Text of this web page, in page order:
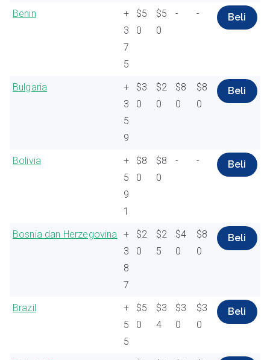
Benin
+
3
7
5
$5
0
$5
0
- - Beli
Bulgaria
+
3
5
9
$3
0
$2
0
$8
0
$8
0
Beli
Bolivia
+
5
9
1
$8
0
$8
0
- - Beli
Bosnia dan Herzegovina +
3
8
7
$2
0
$2
5
$4
0
$8
0
Beli
Brazil
+
5
5
$5
0
$3
4
$3
0
$3
0
Beli